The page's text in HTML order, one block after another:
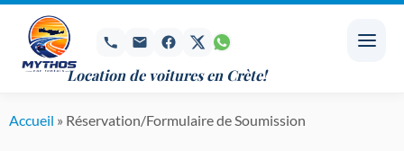
Passer
contenu
Location de voitures en Crète!
Accueil » Réservation/Formulaire de Soumission